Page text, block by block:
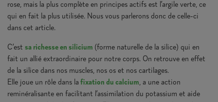
rose, mais la plus complète en principes actifs est l’argile verte, ce
qui en fait la plus utilisée. Nous vous parlerons donc de celle-ci
dans cet article.
C’est sa richesse en silicium (forme naturelle de la silice) qui en
fait un allié extraordinaire pour notre corps. On retrouve en effet
de la silice dans nos muscles, nos os et nos cartilages.
Elle joue un rôle dans la fixation du calcium, a une action
reminéralisante en facilitant l’assimilation du potassium et aide